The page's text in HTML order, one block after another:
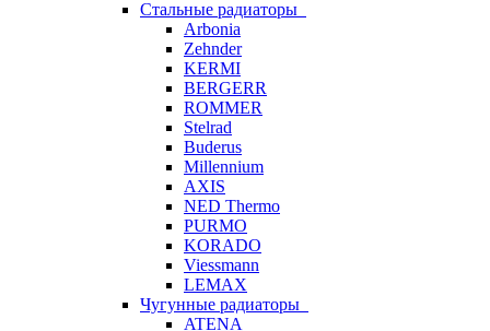
Стальные радиаторы
Arbonia
Zehnder
KERMI
BERGERR
ROMMER
Stelrad
Buderus
Millennium
AXIS
NED Thermo
PURMO
KORADO
Viessmann
LEMAX
Чугунные радиаторы
ATENA